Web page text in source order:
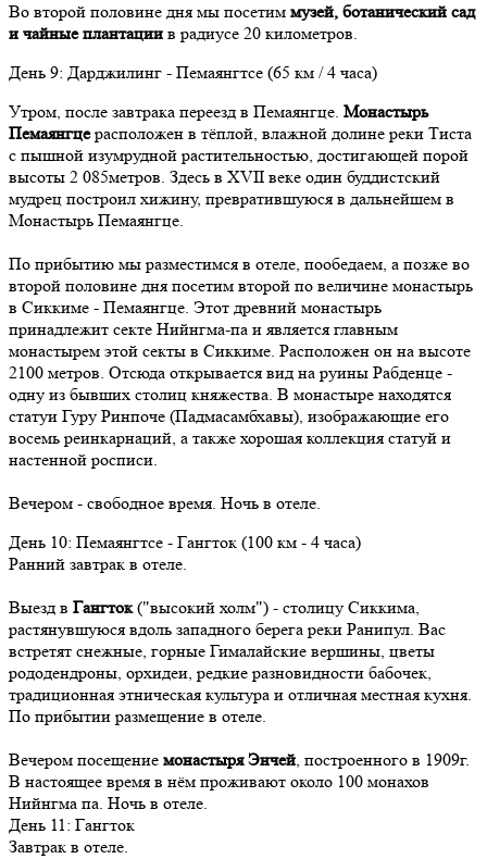
Во второй половине дня мы посетим музей, ботанический сад
и чайные плантации в радиусе 20 километров.
День 9: Дарджилинг - Пемаянгтсе (65 км / 4 часа)
Утром, после завтрака переезд в Пемаянгце. Монастырь
Пемаянгцерасположен в тёплой, влажной долине реки Тиста
с пышной изумрудной растительностью, достигающей порой
высоты 2 085метров. Здесь в XVII веке один буддистский
мудрец построил хижину, превратившуюся в дальнейшем в
Монастырь Пемаянгце.
По прибытию мы разместимся в отеле, пообедаем, а позже во
второй половине дня посетим второй по величине монастырь
в Сиккиме - Пемаянгце. Этот древний монастырь
принадлежит секте Нийнгма-па и является главным
монастырем этой секты в Сиккиме. Расположен он на высоте
2100 метров. Отсюда открывается вид на руины Рабденце -
одну из бывших столиц княжества. В монастыре находятся
статуи Гуру Ринпоче (Падмасамбхавы), изображающие его
восемь реинкарнаций, а также хорошая коллекция статуй и
настенной росписи.
Вечером - свободное время. Ночь в отеле.
День 10: Пемаянгтсе - Гангток (100 км - 4 часа)
Ранний завтрак в отеле.
Выезд в Гангток("высокий холм") - столицу Сиккима,
растянувшуюся вдоль западного берега реки Ранипул. Вас
встретят снежные, горные Гималайские вершины, цветы
рододендроны, орхидеи, редкие разновидности бабочек,
традиционная этническая культура и отличная местная кухня.
По прибытии размещение в отеле.
Вечером посещение монастыря Энчей, построенного в 1909г.
В настоящее время в нём проживают около 100 монахов
Нийнгма па. Ночь в отеле.
День 11: Гангток
Завтрак в отеле.